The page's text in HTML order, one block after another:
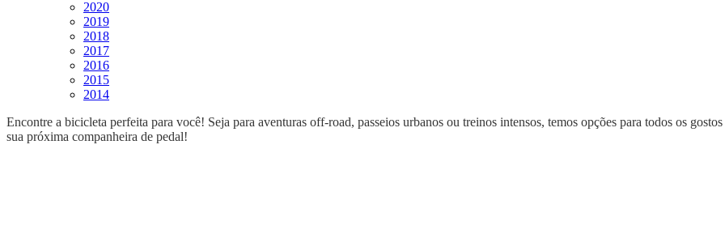
2020
2019
2018
2017
2016
2015
2014
Encontre a bicicleta perfeita para você! Seja para aventuras off-road, passeios urbanos ou treinos intensos, temos opções para todos os
sua próxima companheira de pedal!